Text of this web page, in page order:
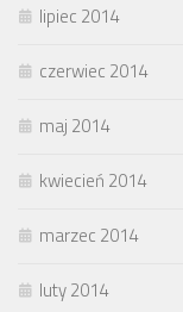
lipiec 2014
czerwiec 2014
maj 2014
kwiecień 2014
marzec 2014
luty 2014